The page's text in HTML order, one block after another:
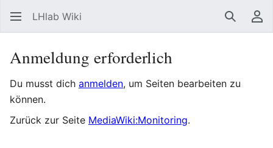
LHlab Wiki Suchen
Anmeldung erforderlich
Du musst dich anmelden, um Seiten bearbeiten zu
können.
Zurück zur Seite MediaWiki:Monitoring.